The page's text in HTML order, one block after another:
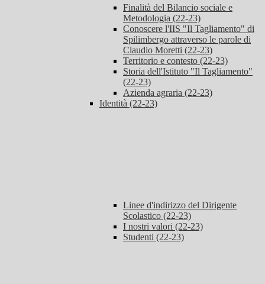
Finalità del Bilancio sociale e
Metodologia (22-23)
Conoscere l'IIS "Il Tagliamento" di
Spilimbergo attraverso le parole di
Claudio Moretti (22-23)
Territorio e contesto (22-23)
Storia dell'Istituto "Il Tagliamento"
(22-23)
Azienda agraria (22-23)
Identità (22-23)
Linee d'indirizzo del Dirigente
Scolastico (22-23)
I nostri valori (22-23)
Studenti (22-23)